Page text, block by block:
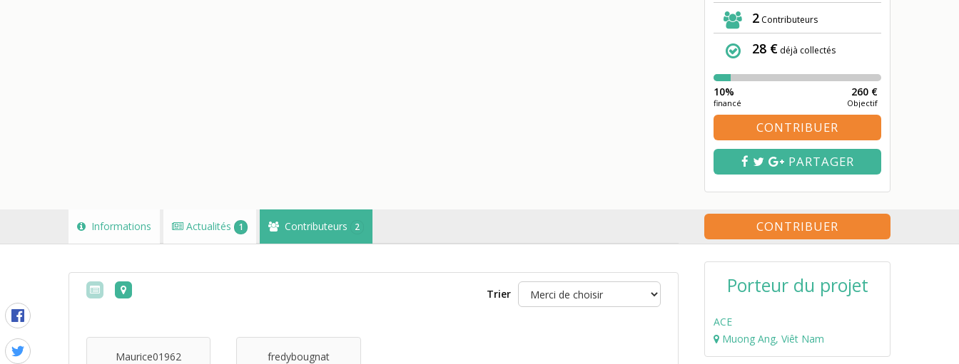
2 Contributeurs
28 € déjà collectés
10%
financé
260 €
Objectif
CONTRIBUER
PARTAGER
Informations Actualités 1 Contributeurs 2 CONTRIBUER
Trier
Maurice01962 fredybougnat
Porteur du projet
ACE
Muong Ang, Viêt Nam